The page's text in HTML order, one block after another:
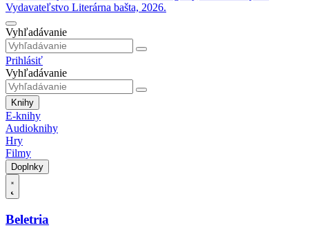
Vyhľadávanie
Prihlásiť
Vyhľadávanie
Knihy
E-knihy
Audioknihy
Hry
Filmy
Doplnky
Beletria